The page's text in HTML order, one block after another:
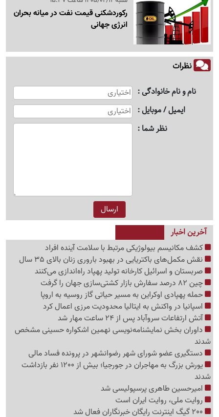
رکوردشکنی قیمت نفت در میانه بحران
انرژی جهانی
نظرات
نام و نام خانوادگی
ایمیل / موبایل
نظر شما
آخرین اخبار
کشف مکانیسم بیولوژیکی مرتبط با سلامت آینده افراد
نقش مکمل‌های باکتریایی در بهبود باروری زنان بالای 35 سال
صربستان و اسرائیل کارخانه تولید پهپاد راه‌اندازی می‌کنند
چین 82 درصد سفارش بازار کشتی‌سازی جهان را گرفت
حمله پهپادی اوکراین به مسیر حیاتی گاز روسیه به اروپا
اسپانیا در واکنش به ایتالیا محدودیت مرزی اعمال کرد
آتش ارتفاعات سروآباد پس از 24 ساعت مهار شد
داوران بخش نمایشنامه‌نویسی نهمین اشکواره حسینی مشخص
شدند
دستگیری عضو شورای شهر رضوانشهر در پرونده فساد مالی
یورش بزرگ به مهاجران در جورجیا؛ بیش از 1200 نفر بازداشت
شدند
امیرحسین طاهری پرسپولیسی شد
روایت ملی، روایت ایران است